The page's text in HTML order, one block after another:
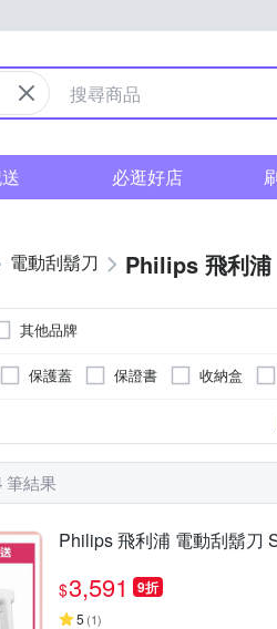
必逛好店
電動刮鬍刀 Philips 飛利浦
其他品牌
保護蓋 保證書 收納盒
筆結果
Philips 飛利浦 電動刮鬍刀
$3,591 9折
5 (1)